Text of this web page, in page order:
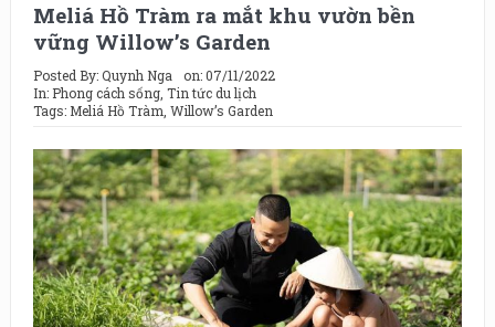
Meliá Hồ Tràm ra mắt khu vườn bền
vững Willow’s Garden
Posted By:Quynh Nga on:07/11/2022
In: Phong cách sống, Tin tức du lịch
Tags: Meliá Hồ Tràm, Willow’s Garden